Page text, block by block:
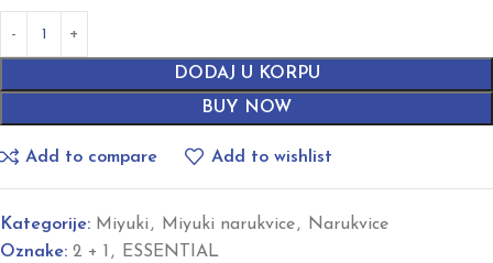
DODAJ U KORPU
BUY NOW
Add to compare Add to wishlist
Kategorije: Miyuki, Miyuki narukvice, Narukvice
Oznake: 2 + 1 , ESSENTIAL